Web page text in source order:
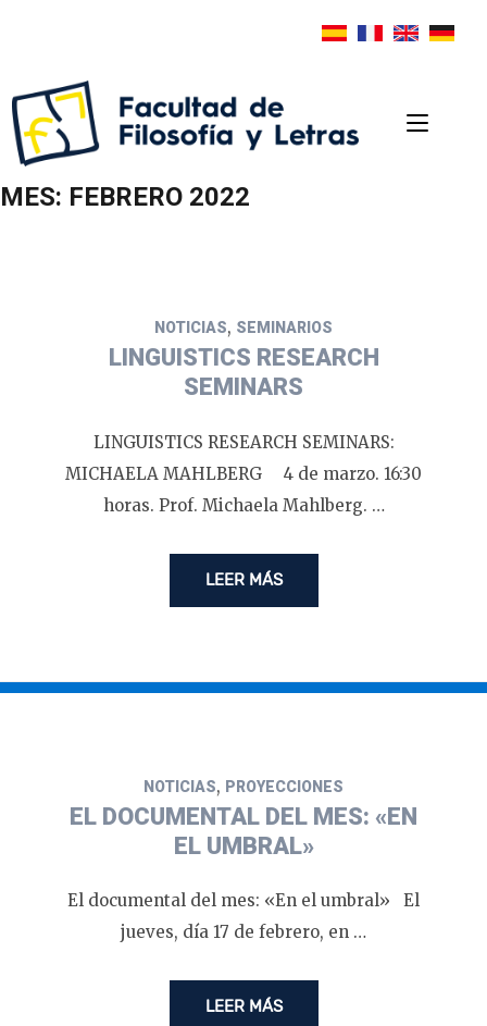
MES: FEBRERO 2022
NOTICIAS, SEMINARIOS
LINGUISTICS RESEARCH
SEMINARS
LINGUISTICS RESEARCH SEMINARS:
MICHAELA MAHLBERG 4 de marzo. 16:30
horas. Prof. Michaela Mahlberg. …
LEER MÁS
NOTICIAS, PROYECCIONES
EL DOCUMENTAL DEL MES: «EN
EL UMBRAL»
El documental del mes: «En el umbral» El
jueves, día 17 de febrero, en …
LEER MÁS